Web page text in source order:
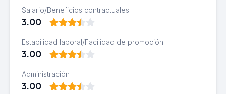
Salario/Beneficios contractuales
3.00
Estabilidad laboral/Facilidad de promoción
3.00
Administración
3.00